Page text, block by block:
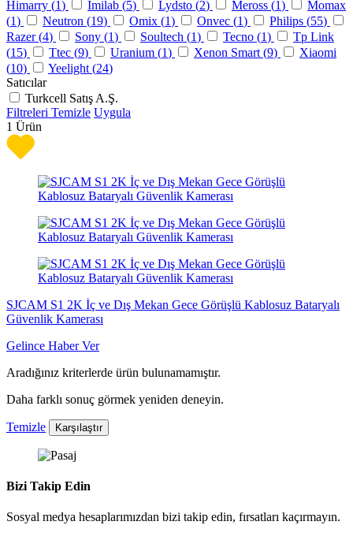
Himarry (1) Imilab (5) Lydsto (2) Meross (1)
Momax
(1) Neutron (19) Omix (1) Onvec (1) Philips (55)
Razer (4) Sony (1) Soultech (1) Tecno (1)
Tp Link
(15) Ttec (9) Uranium (1) Xenon Smart (9)
Xiaomi
(10) Yeelight (24)
Satıcılar
Turkcell Satış A.Ş.
Filtreleri Temizle Uygula
1 Ürün
SJCAM S1 2K İç ve Dış Mekan Gece Görüşlü Kablosuz Bataryalı
Güvenlik Kamerası
Gelince Haber Ver
Aradığınız kriterlerde ürün bulunamamıştır.
Daha farklı sonuç görmek yeniden deneyin.
Temizle Karşılaştır
Bizi Takip Edin
Sosyal medya hesaplarımızdan bizi takip edin, fırsatları kaçırmayın.